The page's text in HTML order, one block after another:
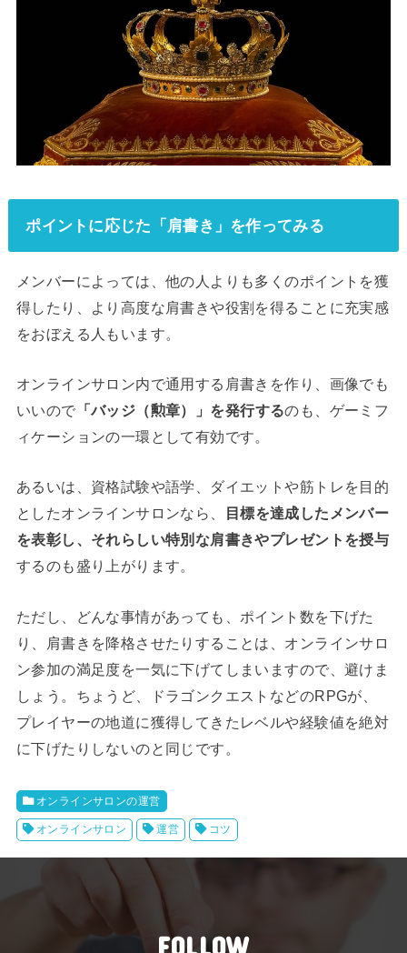
ポイントに応じた「肩書き」を作ってみる
メンバーによっては、他の人よりも多くのポイントを獲
得したり、より高度な肩書きや役割を得ることに充実感
をおぼえる人もいます。
オンラインサロン内で通用する肩書きを作り、画像でも
いいので 「バッジ（勲章）」を発行するのも、ゲーミフ
ィケーションの一環として有効です。
あるいは、資格試験や語学、ダイエットや筋トレを目的
としたオンラインサロンなら、
目標を達成したメンバー
を表彰し、それらしい特別な肩書きやプレゼントを授与
するのも盛り上がります。
ただし、どんな事情があっても、ポイント数を下げた
り、肩書きを降格させたりすることは、オンラインサロ
ン参加の満足度を一気に下げてしまいますので、避けま
しょう。ちょうど、ドラゴンクエストなどのRPGが、
プレイヤーの地道に獲得してきたレベルや経験値を絶対
に下げたりしないのと同じです。
オンラインサロンの運営
オンラインサロン 運営 コツ
FOLLOW